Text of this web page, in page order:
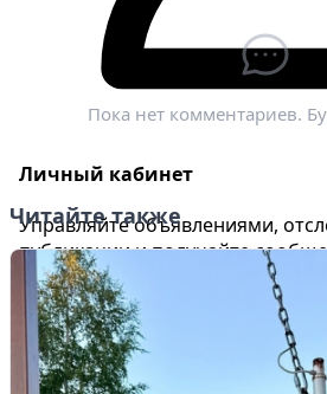
Личный кабинет
Управляйте объявлениями,
публикации и получайте
Войти или зарегистрироваться
Электронная почта
Пока нет комментариев.
Читайте также